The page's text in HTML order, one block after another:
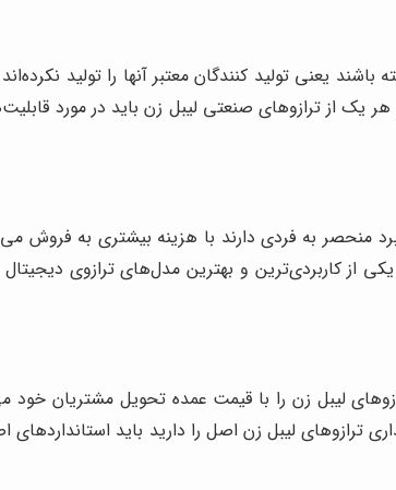
یعنی تولید کنندگان معتبر آنها را تولید
از ترازوهای صنعتی لیبل زن باید در مورد
منحصر به فردی دارند با هزینه بیشتری به فروش
از کاربردی‌ترین و بهترین مدل‌های ترازوی
لیبل زن را با قیمت عمده تحویل مشتریان
لیبل زن اصل را دارید باید استانداردهای